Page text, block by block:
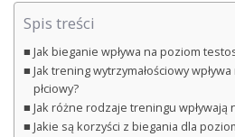
Spis treści
Jak bieganie wpływa na poziom
Jak trening wytrzymałościowy
płciowy?
Jak różne rodzaje treningu wpływają
Jakie są korzyści z biegania dla